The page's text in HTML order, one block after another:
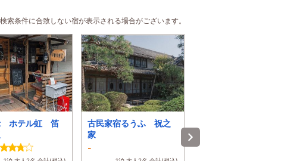
索条件に合致しない宿が表示される場合がございます。
ホテル虹 笛
古民家宿るうふ 祝之
家
-
4.3